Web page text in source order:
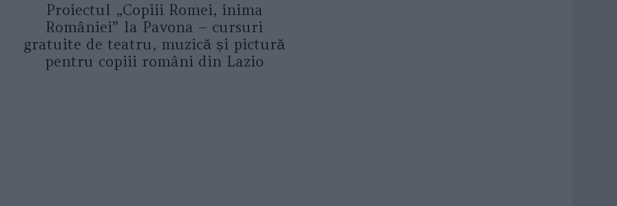
Proiectul „Copiii Romei, inima
României” la Pavona – cursuri
gratuite de teatru, muzică și pictură
pentru copiii români din Lazio